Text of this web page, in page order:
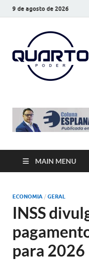
9 de agosto de 2026
MAIN MENU
ECONOMIA / GERAL
INSS
para 2026